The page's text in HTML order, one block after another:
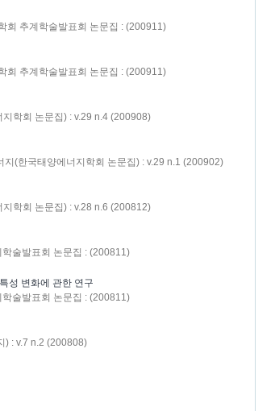
회 추계학술발표회 논문집 : (200911)
회 추계학술발표회 논문집 : (200911)
학회 논문집) : v.29 n.4 (200908)
지(한국태양에너지학회 논문집) : v.29 n.1 (200902)
학회 논문집) : v.28 n.6 (200812)
술발표회 논문집 : (200811)
성 변화에 관한 연구
술발표회 논문집 : (200811)
) : v.7 n.2 (200808)